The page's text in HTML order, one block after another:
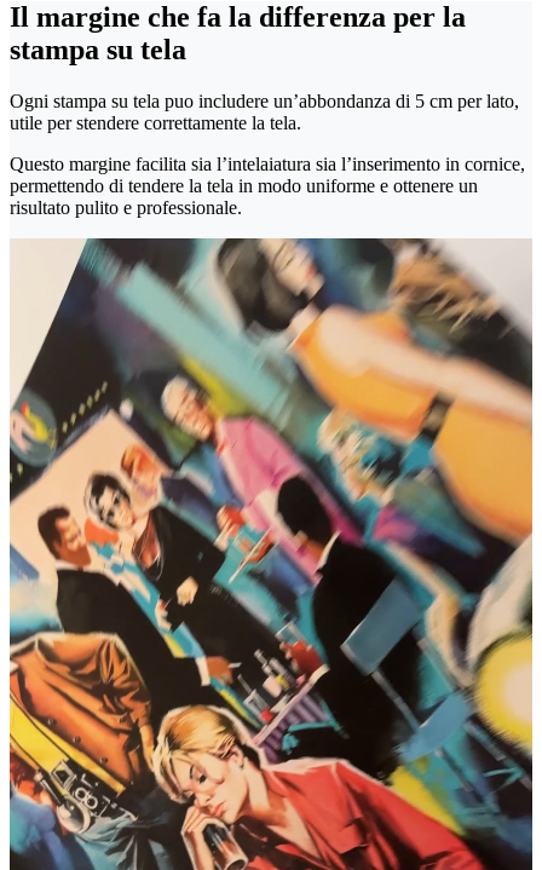
Il margine che fa la differenza per la
stampa su tela
Ogni stampa su tela puo includere un’abbondanza di 5 cm per lato,
utile per stendere correttamente la tela.
Questo margine facilita sia l’intelaiatura sia l’inserimento in cornice,
permettendo di tendere la tela in modo uniforme e ottenere un
risultato pulito e professionale.